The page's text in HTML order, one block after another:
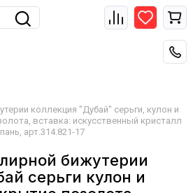
коллекция "Дубай" серьги, кулон и
вставка: искусственный кристалл
арт.314.821-17
бижутерии
серьги кулон и